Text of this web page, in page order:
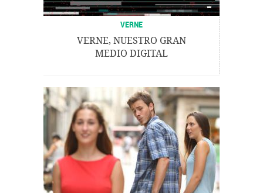
VERNE
VERNE, NUESTRO GRAN
MEDIO DIGITAL